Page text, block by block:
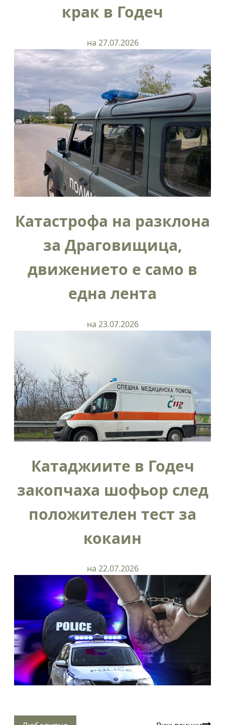
крак в Годеч
на 27.07.2026
Катастрофа на разклона
за Драговищица,
движението е само в
една лента
на 23.07.2026
Катаджиите в Годеч
закопчаха шофьор след
положителен тест за
кокаин
на 22.07.2026